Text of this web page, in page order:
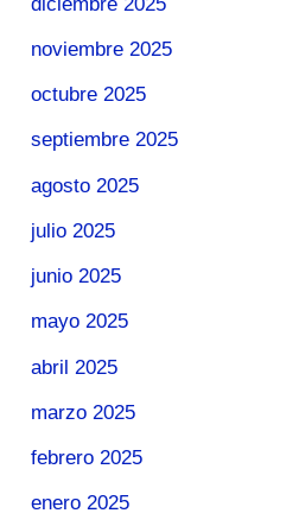
noviembre 2025
octubre 2025
septiembre 2025
agosto 2025
julio 2025
junio 2025
mayo 2025
abril 2025
marzo 2025
febrero 2025
enero 2025